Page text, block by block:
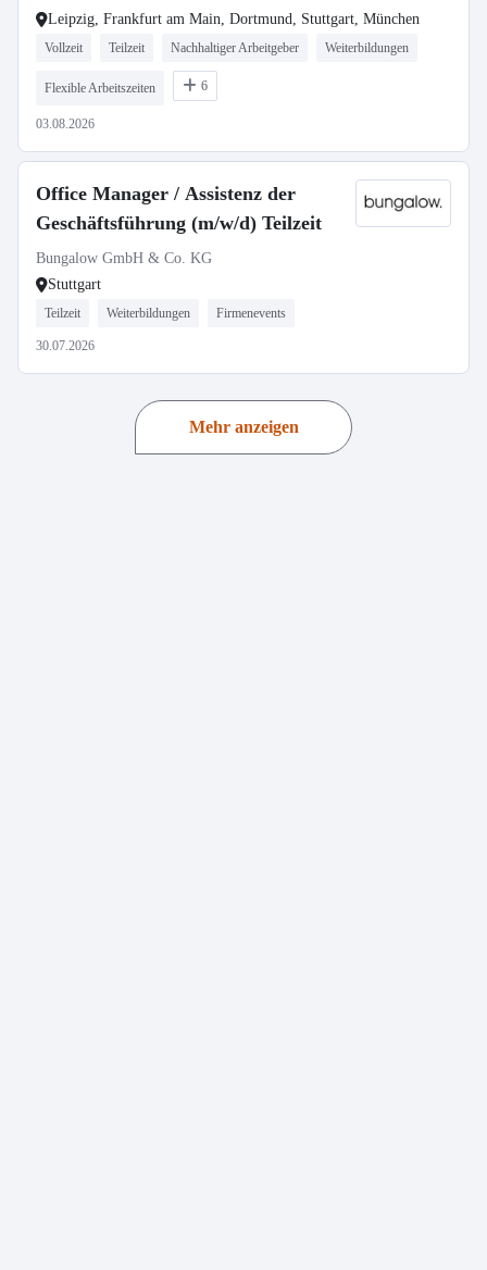
Leipzig, Frankfurt am Main, Dortmund, Stuttgart, München
Vollzeit Teilzeit Nachhaltiger Arbeitgeber Weiterbildungen
Flexible Arbeitszeiten 6
03.08.2026
Office Manager / Assistenz der
Geschäftsführung (m/w/d) Teilzeit
Bungalow GmbH & Co. KG
Stuttgart
Teilzeit Weiterbildungen Firmenevents
30.07.2026
Mehr anzeigen